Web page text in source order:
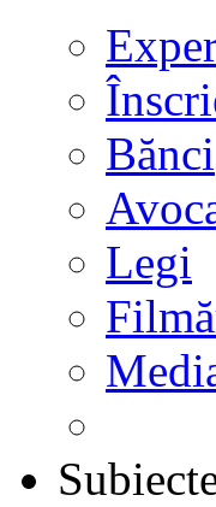
Bănci
Legi